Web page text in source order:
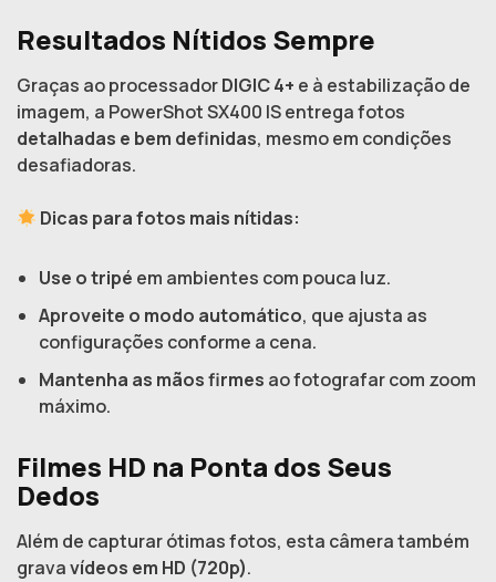
Resultados Nítidos Sempre
Graças ao processadorDIGIC 4+ e à estabilização de
imagem, a PowerShot SX400 IS entrega fotos
detalhadas e bem definidas, mesmo em condições
desafiadoras.
Dicas para fotos mais nítidas:
Use o tripé em ambientes com pouca luz.
Aproveite o modo automático, que ajusta as
configurações conforme a cena.
Mantenha as mãos firmes ao fotografar com zoom
máximo.
Filmes HD na Ponta dos Seus
Dedos
Além de capturar ótimas fotos, esta câmera também
gravavídeos em HD (720p).